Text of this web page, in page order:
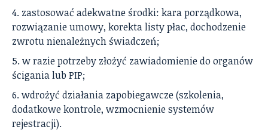
zastosować adekwatne środki: kara porządkowa,
rozwiązanie umowy, korekta listy płac, dochodzenie
zwrotu nienależnych świadczeń;
w razie potrzeby złożyć zawiadomienie do organów
ścigania lub PIP;
wdrożyć działania zapobiegawcze (szkolenia,
dodatkowe kontrole, wzmocnienie systemów
rejestracji).